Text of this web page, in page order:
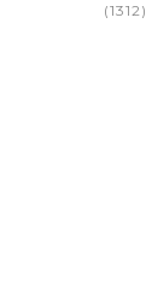
(1312)